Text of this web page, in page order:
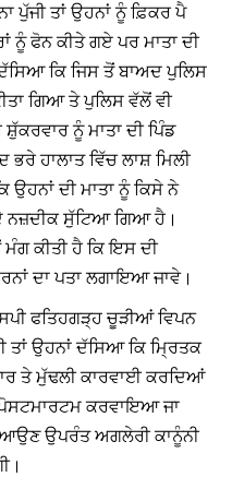
ਪੁੱਜੀ ਤਾਂ ਉਹਨਾਂ ਨੂੰ ਫ਼ਿਕਰ ਪੈ
ਨੂੰ ਫੋਨ ਕੀਤੇ ਗਏ ਪਰ ਮਾਤਾ ਦੀ
ਕਿ ਜਿਸ ਤੋਂ ਬਾਅਦ ਪੁਲਿਸ
ਗਿਆ ਤੇ ਪੁਲਿਸ ਵੱਲੋਂ ਵੀ
ਸ਼ੁੱਕਰਵਾਰ ਨੂੰ ਮਾਤਾ ਦੀ ਪਿੰਡ
ਹਾਲਾਤ ਵਿੱਚ ਲਾਸ਼ ਮਿਲੀ
ਦੀ ਮਾਤਾ ਨੂੰ ਕਿਸੇ ਨੇ
ਨਜ਼ਦੀਕ ਸੁੱਟਿਆ ਗਿਆ ਹੈ।
ਕੀਤੀ ਹੈ ਕਿ ਇਸ ਦੀ
ਦਾ ਪਤਾ ਲਗਾਇਆ ਜਾਵੇ।
ਫਤਿਹਗੜ੍ਹ ਚੂੜੀਆਂ ਵਿਪਨ
ਤਾਂ ਉਹਨਾਂ ਦੱਸਿਆ ਕਿ ਮ੍ਰਿਤਕ
ਤੇ ਮੁੱਢਲੀ ਕਾਰਵਾਈ ਕਰਦਿਆਂ
ਪੋਸਟਮਾਰਟਮ ਕਰਵਾਇਆ ਜਾ
ਆਉਣ ਉਪਰੰਤ ਅਗਲੇਰੀ ਕਾਨੂੰਨੀ